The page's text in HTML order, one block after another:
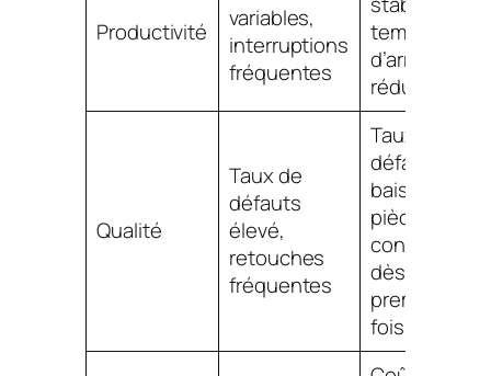
Productivité
variables,
interruptions
fréquentes
temps
d’arrêt
réduits
Qualité
Taux de
défauts
élevé,
retouches
fréquentes
Taux de
défauts en
baisse,
pièces
conformes
dès la
première
fois